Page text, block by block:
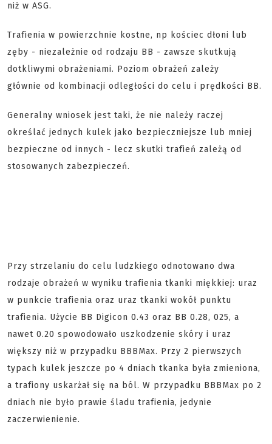
niż w ASG.
Trafienia w powierzchnie kostne, np kościec dłoni lub
zęby - niezależnie od rodzaju BB - zawsze skutkują
dotkliwymi obrażeniami. Poziom obrażeń zależy
głównie od kombinacji odległości do celu i prędkości BB.
Generalny wniosek jest taki, że nie należy raczej
określać jednych kulek jako bezpieczniejsze lub mniej
bezpieczne od innych - lecz skutki trafień zależą od
stosowanych zabezpieczeń.
Przy strzelaniu do celu ludzkiego odnotowano dwa
rodzaje obrażeń w wyniku trafienia tkanki miękkiej: uraz
w punkcie trafienia oraz uraz tkanki wokół punktu
trafienia. Użycie BB Digicon 0.43 oraz BB 0.28, 025, a
nawet 0.20 spowodowało uszkodzenie skóry i uraz
większy niż w przypadku BBBMax. Przy 2 pierwszych
typach kulek jeszcze po 4 dniach tkanka była zmieniona,
a trafiony uskarżał się na ból. W przypadku BBBMax po 2
dniach nie było prawie śladu trafienia, jedynie
zaczerwienienie.